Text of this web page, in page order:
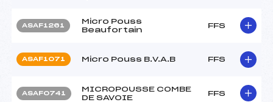
ASAF1261
Micro Pouss
Beaufortain
FFS
ASAF1071 Micro Pouss B.V.A.B FFS
ASAF0741
MICROPOUSSE COMBE
DE SAVOIE
FFS